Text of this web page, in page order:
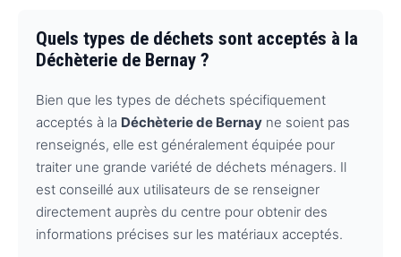
Quels types de déchets sont acceptés à la
Déchèterie de Bernay ?
Bien que les types de déchets spécifiquement
acceptés à la Déchèterie de Bernay ne soient pas
renseignés, elle est généralement équipée pour
traiter une grande variété de déchets ménagers. Il
est conseillé aux utilisateurs de se renseigner
directement auprès du centre pour obtenir des
informations précises sur les matériaux acceptés.